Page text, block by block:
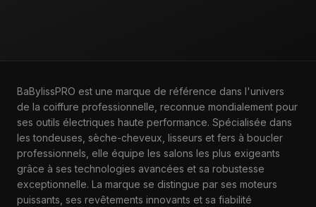
MARQUE
BABYLISS PRO
BaBylissPRO est une marque de référence dans l'univers
de la coiffure professionnelle, reconnue mondialement pour
ses outils électriques haute performance. Spécialisée dans
les tondeuses, sèche-cheveux, lisseurs et fers à boucler
professionnels, elle équipe les salons les plus exigeants
grâce à ses technologies avancées et sa robustesse
exceptionnelle. La marque se distingue par ses moteurs
puissants, ses revêtements innovants et sa fiabilité